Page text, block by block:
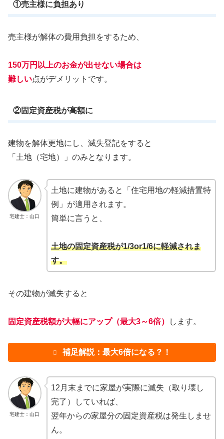
①売主様に負担あり
売主様が解体の費用負担をするため、
150万円以上のお金が出せない場合は
難しい点がデメリットです。
②固定資産税が高額に
建物を解体更地にし、滅失登記をすると
「土地（宅地）」のみとなります。
宅建士：山口
土地に建物があると「住宅用地の軽減措置特
例」が適用されます。
簡単に言うと、
土地の固定資産税が1/3or1/6に軽減されま
す。
その建物が滅失すると
固定資産税額が大幅にアップ（最大3～6倍） します。
補足解説：最大6倍になる？！
宅建士：山口
12月末までに家屋が実際に滅失（取り壊し
完了）していれば、
翌年からの家屋分の固定資産税は発生しませ
ん。